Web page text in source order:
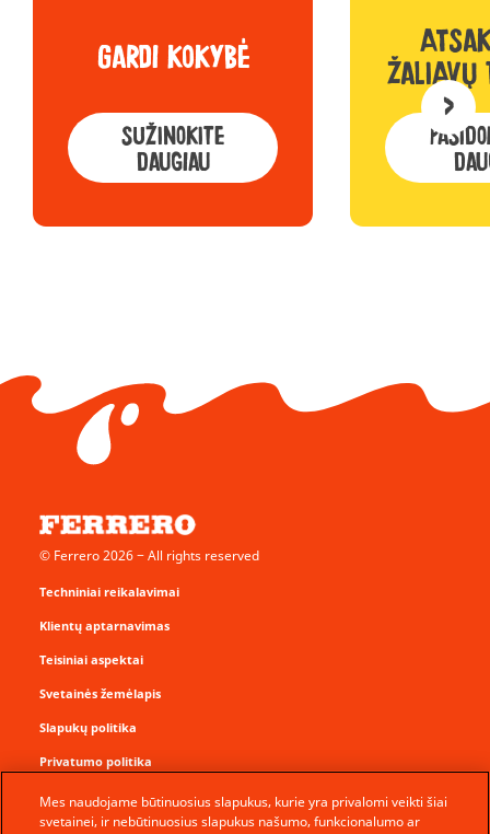
GARDI KOKYBĖ
SUŽINOKITE
DAUGIAU
ŽALIAVŲ
>
© Ferrero 2026 − All rights reserved
Techniniai reikalavimai
Klientų aptarnavimas
Teisiniai aspektai
Svetainės žemėlapis
Slapukų politika
Privatumo politika
Atsakomybės apribojimai
Saugumo priemonės
Mes naudojame būtinuosius slapukus, kurie yra privalomi veikti šiai
svetainei, ir nebūtinuosius slapukus našumo, funkcionalumo ar